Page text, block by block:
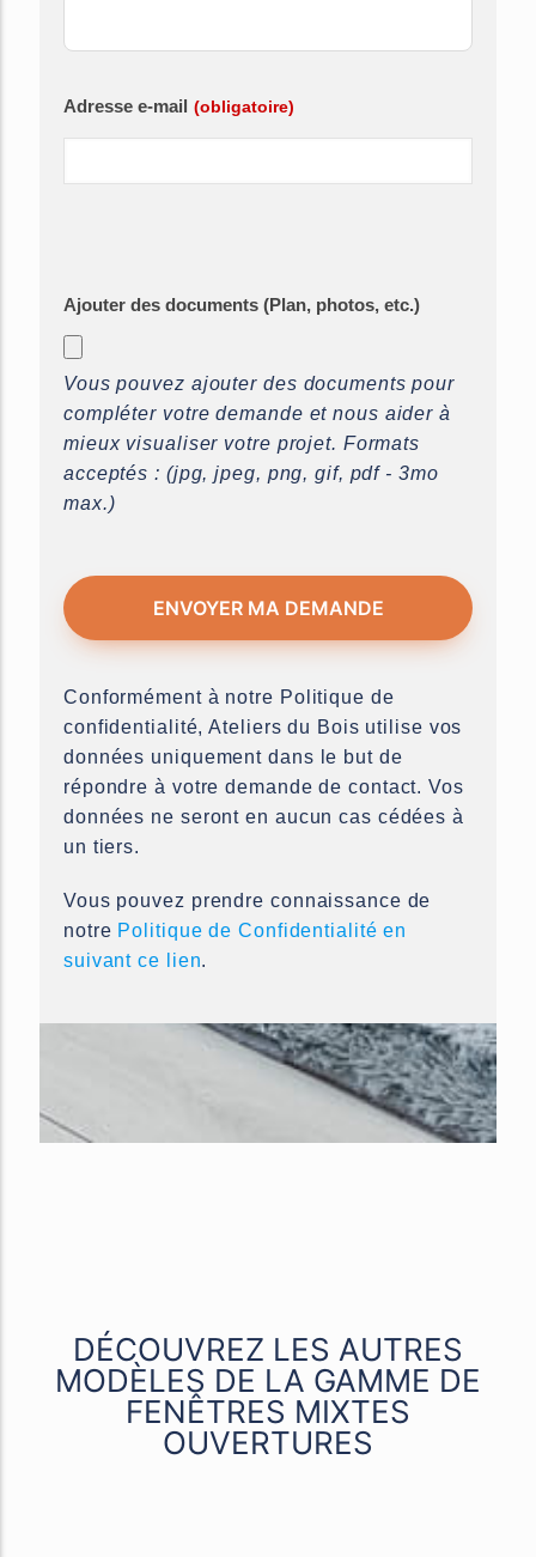
Adresse e-mail (obligatoire)
Ajouter des documents (Plan, photos, etc.)
Vous pouvez ajouter des documents pour
compléter votre demande et nous aider à
mieux visualiser votre projet. Formats
acceptés : (jpg, jpeg, png, gif, pdf - 3mo
max.)
ENVOYER MA DEMANDE
field
should
be
left
blank
Conformément à notre Politique de
confidentialité, Ateliers du Bois utilise vos
données uniquement dans le but de
répondre à votre demande de contact. Vos
données ne seront en aucun cas cédées à
un tiers.
Vous pouvez prendre connaissance de
notre Politique de Confidentialité en
suivant ce lien.
DÉCOUVREZ LES AUTRES
MODÈLES DE LA GAMME DE
FENÊTRES MIXTES
OUVERTURES